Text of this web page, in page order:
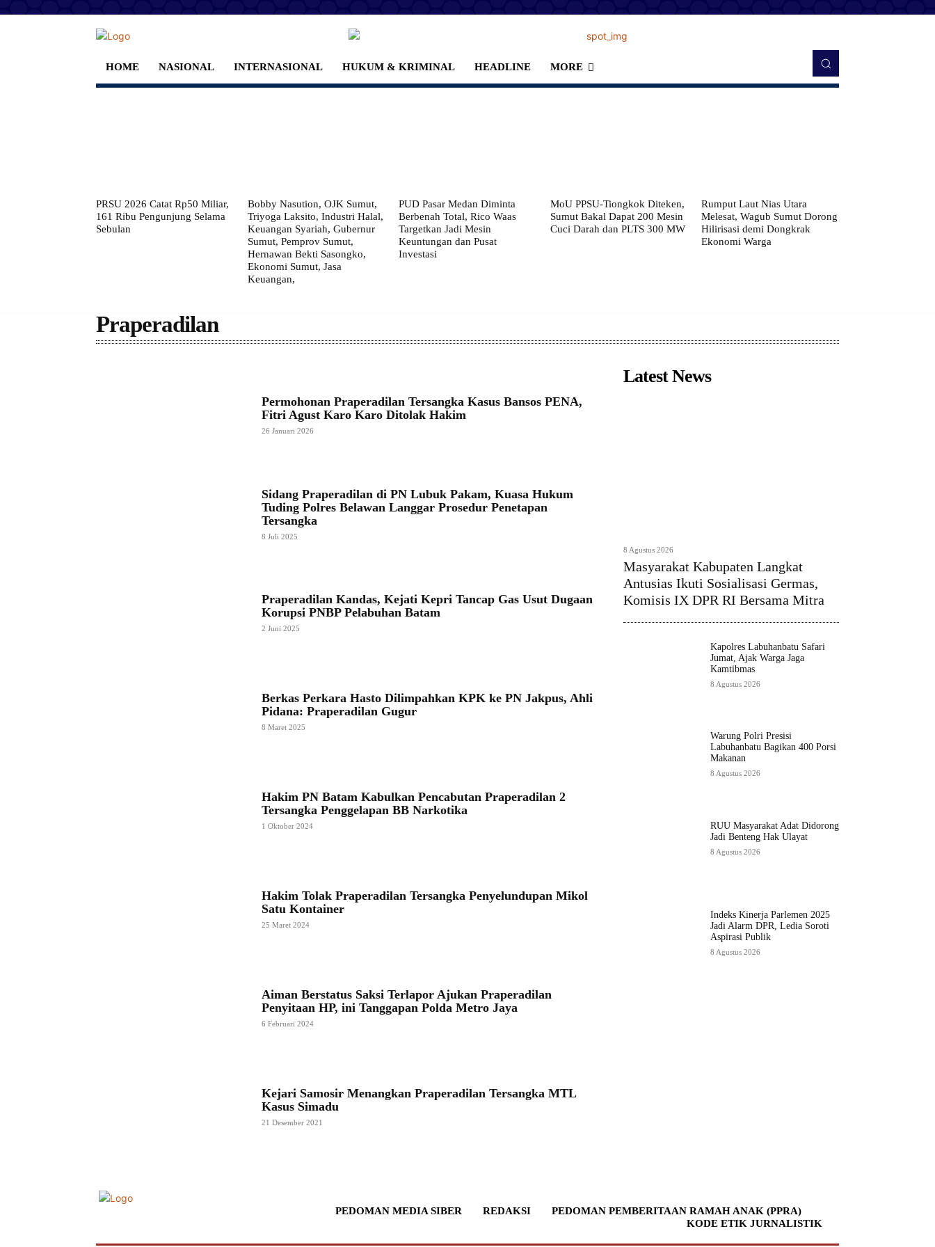
HOME NASIONAL INTERNASIONAL HUKUM & KRIMINAL HEADLINE MORE
PRSU 2026 Catat Rp50 Miliar,
161 Ribu Pengunjung Selama
Sebulan
Bobby Nasution, OJK Sumut,
Triyoga Laksito, Industri Halal,
Keuangan Syariah, Gubernur
Sumut, Pemprov Sumut,
Hernawan Bekti Sasongko,
Ekonomi Sumut, Jasa
Keuangan,
PUD Pasar Medan Diminta
Berbenah Total, Rico Waas
Targetkan Jadi Mesin
Keuntungan dan Pusat
Investasi
MoU PPSU-Tiongkok Diteken,
Sumut Bakal Dapat 200 Mesin
Cuci Darah dan PLTS 300 MW
Rumput Laut Nias Utara
Melesat, Wagub Sumut Dorong
Hilirisasi demi Dongkrak
Ekonomi Warga
Praperadilan
Permohonan Praperadilan Tersangka Kasus Bansos PENA,
Fitri Agust Karo Karo Ditolak Hakim
26 Januari 2026
Sidang Praperadilan di PN Lubuk Pakam, Kuasa Hukum
Tuding Polres Belawan Langgar Prosedur Penetapan
Tersangka
8 Juli 2025
Praperadilan Kandas, Kejati Kepri Tancap Gas Usut Dugaan
Korupsi PNBP Pelabuhan Batam
2 Juni 2025
Berkas Perkara Hasto Dilimpahkan KPK ke PN Jakpus, Ahli
Pidana: Praperadilan Gugur
8 Maret 2025
Hakim PN Batam Kabulkan Pencabutan Praperadilan 2
Tersangka Penggelapan BB Narkotika
1 Oktober 2024
Hakim Tolak Praperadilan Tersangka Penyelundupan Mikol
Satu Kontainer
25 Maret 2024
Aiman Berstatus Saksi Terlapor Ajukan Praperadilan
Penyitaan HP, ini Tanggapan Polda Metro Jaya
6 Februari 2024
Kejari Samosir Menangkan Praperadilan Tersangka MTL
Kasus Simadu
21 Desember 2021
Latest News
8 Agustus 2026
Masyarakat Kabupaten Langkat
Antusias Ikuti Sosialisasi Germas,
Komisis IX DPR RI Bersama Mitra
Kapolres Labuhanbatu Safari
Jumat, Ajak Warga Jaga
Kamtibmas
8 Agustus 2026
Warung Polri Presisi
Labuhanbatu Bagikan 400 Porsi
Makanan
8 Agustus 2026
RUU Masyarakat Adat Didorong
Jadi Benteng Hak Ulayat
8 Agustus 2026
Indeks Kinerja Parlemen 2025
Jadi Alarm DPR, Ledia Soroti
Aspirasi Publik
8 Agustus 2026
PEDOMAN MEDIA SIBER REDAKSI
PEDOMAN PEMBERITAAN RAMAH ANAK (PPRA)
KODE ETIK JURNALISTIK